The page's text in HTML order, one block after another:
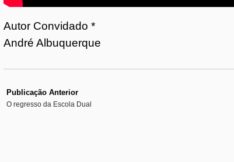
Autor Convidado *
André Albuquerque
Publicação Anterior
O regresso da Escola Dual